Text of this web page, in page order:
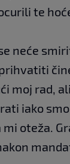
te
neće
moj rad,
iako
oteža.